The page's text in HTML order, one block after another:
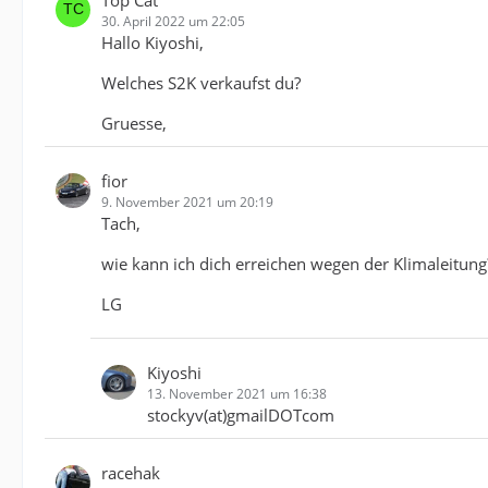
30. April 2022 um 22:05
Hallo Kiyoshi,
Welches S2K verkaufst du?
Gruesse,
fior
9. November 2021 um 20:19
Tach,
wie kann ich dich erreichen wegen der
LG
Kiyoshi
13. November 2021 um 16:38
stockyv(at)gmailDOTcom
racehak